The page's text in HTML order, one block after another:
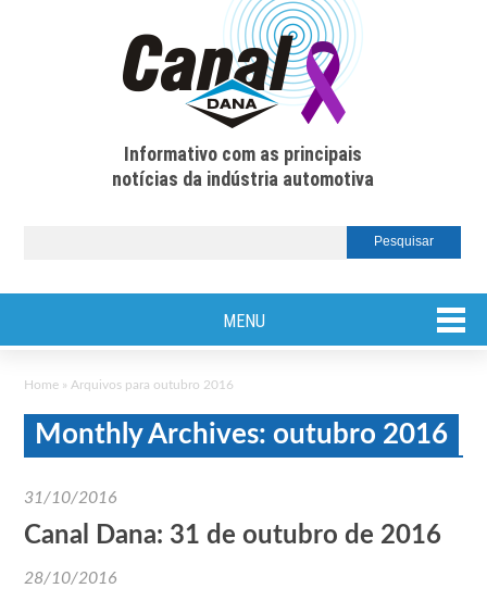
Informativo com as principais
notícias da indústria automotiva
MENU
Home » Arquivos para outubro 2016
Monthly Archives: outubro 2016
31/10/2016
Canal Dana: 31 de outubro de 2016
28/10/2016